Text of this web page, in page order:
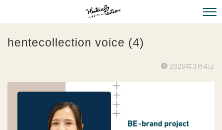
hentecollection voice (4)
2026年3月4日